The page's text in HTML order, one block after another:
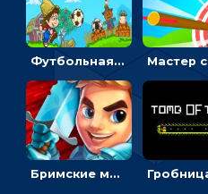
Футбольная ферма: бей по мячу, чтобы забивать в ворота и ловить звезды
Бримские мечи: бежать через преграды, бить врагов и собирать монеты